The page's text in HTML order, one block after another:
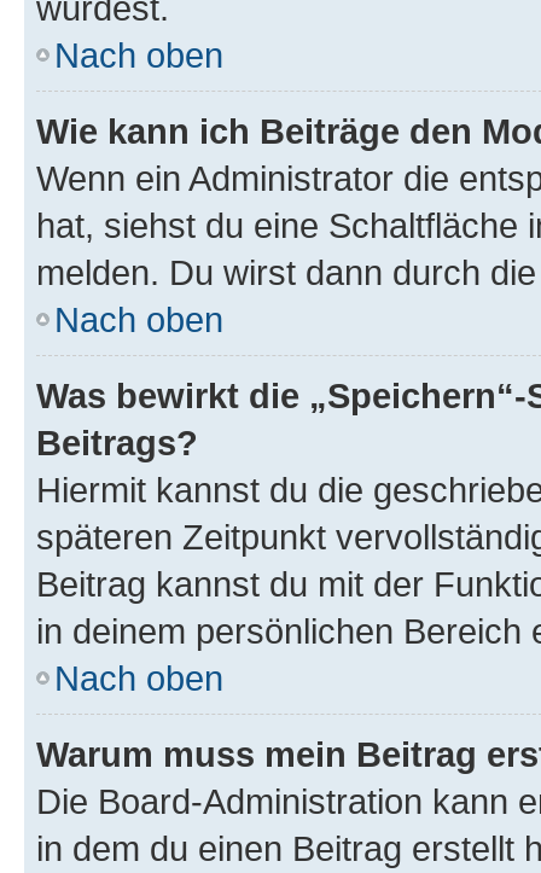
Nach oben
Wie kann ich Beiträge den
Wenn ein Administrator die
hat, siehst du eine Schaltfläche
melden. Du wirst dann durch
Nach oben
Was bewirkt die
Beitrags?
Hiermit kannst du die
späteren Zeitpunkt
Beitrag kannst du mit der
in deinem persönlichen Bereich
Nach oben
Warum muss mein Beitrag
Die Board-Administration kann
in dem du einen Beitrag erstellt